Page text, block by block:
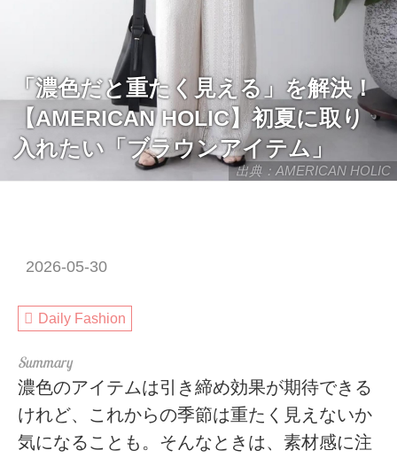
出典：AMERICAN HOLIC
「濃色だと重たく見える」を解決！
【AMERICAN HOLIC】初夏に取り
入れたい「ブラウンアイテム」
2026-05-30
Daily Fashion
濃色のアイテムは引き締め効果が期待できる
けれど、これからの季節は重たく見えないか
気になることも。そんなときは、素材感に注